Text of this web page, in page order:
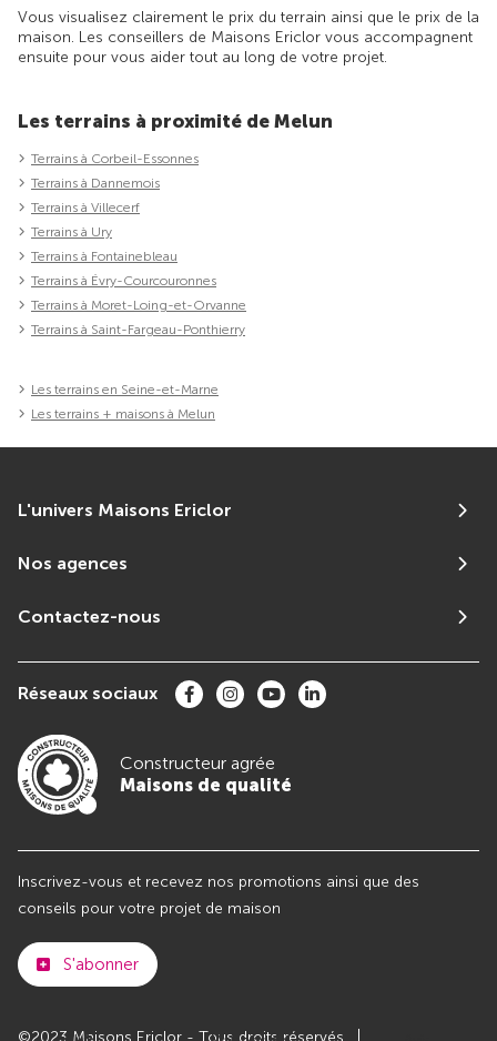
Vous visualisez clairement le prix du terrain ainsi que le prix de la
maison. Les conseillers de Maisons Ericlor vous accompagnent
ensuite pour vous aider tout au long de votre projet.
Les terrains à proximité de Melun
Terrains à Corbeil-Essonnes
Terrains à Dannemois
Terrains à Villecerf
Terrains à Ury
Terrains à Fontainebleau
Terrains à Évry-Courcouronnes
Terrains à Moret-Loing-et-Orvanne
Terrains à Saint-Fargeau-Ponthierry
Les terrains en Seine-et-Marne
Les terrains + maisons à Melun
L'univers Maisons Ericlor
Nos agences
Contactez-nous
Réseaux sociaux
Constructeur agrée
Maisons de qualité
Inscrivez-vous et recevez nos promotions ainsi que des
conseils pour votre projet de maison
S'abonner
©2023 Maisons Ericlor - Tous droits réservés